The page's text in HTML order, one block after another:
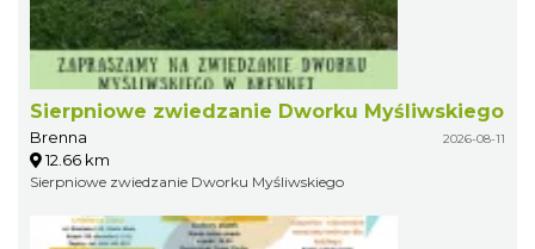
Sierpniowe zwiedzanie Dworku Myśliwskiego
Brenna 2026-08-11
12.66 km
Sierpniowe zwiedzanie Dworku Myśliwskiego